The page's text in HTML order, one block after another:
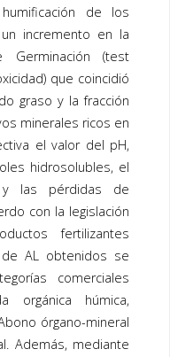
de los
incremento en la
(test
que coincidió
graso y la fracción
minerales ricos en
el valor del pH,
hidrosolubles, el
y las pérdidas de
con la legislación
fertilizantes
de AL obtenidos se
comerciales
orgánica húmica,
órgano-mineral
Además, mediante